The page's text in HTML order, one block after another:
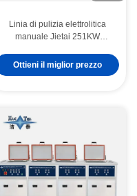
Linia di pulizia elettrolitica
manuale Jietai 251KW
dei componenti dei
semiconduttori del corpo della
Ottieni il miglior prezzo